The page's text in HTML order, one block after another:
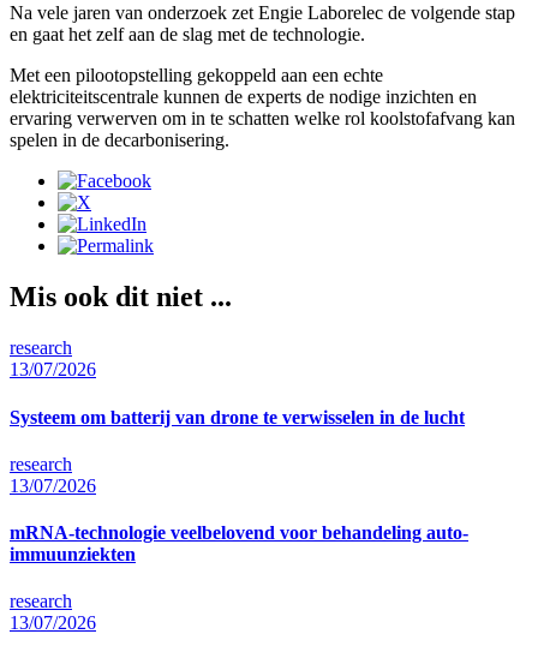
Na vele jaren van onderzoek zet Engie Laborelec de volgende stap
en gaat het zelf aan de slag met de technologie.
Met een pilootopstelling gekoppeld aan een echte
elektriciteitscentrale kunnen de experts de nodige inzichten en
ervaring verwerven om in te schatten welke rol koolstofafvang kan
spelen in de decarbonisering.
Mis ook dit niet ...
research
13/07/2026
Systeem om batterij van drone te verwisselen in de lucht
research
13/07/2026
mRNA-technologie veelbelovend voor behandeling auto-
immuunziekten
research
13/07/2026